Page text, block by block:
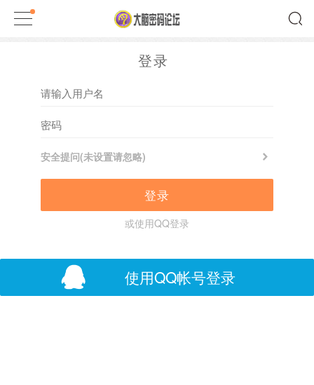
登录
安全提问(未设置请忽略)
登录
或使用QQ登录
使用QQ帐号登录